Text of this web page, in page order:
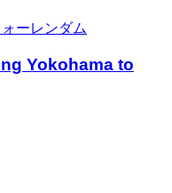
ーレンダム
Yokohama to